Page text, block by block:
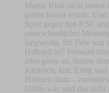
Martin Kind nicht mitten
gehen lassen würde.
Spiel gegen den KSC
unterschiedlicher
langweilig, für Tiete war
Halbzeit ist? Podwart
alles gerne an, finden
Kleinlich, klar. Einig sind
Halbzeit dann –
Hälfte war, und das